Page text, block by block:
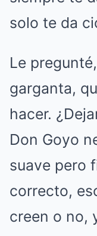
solo te da
Le
garganta,
hacer.
Don Goyo
suave pero
correcto,
creen o no,